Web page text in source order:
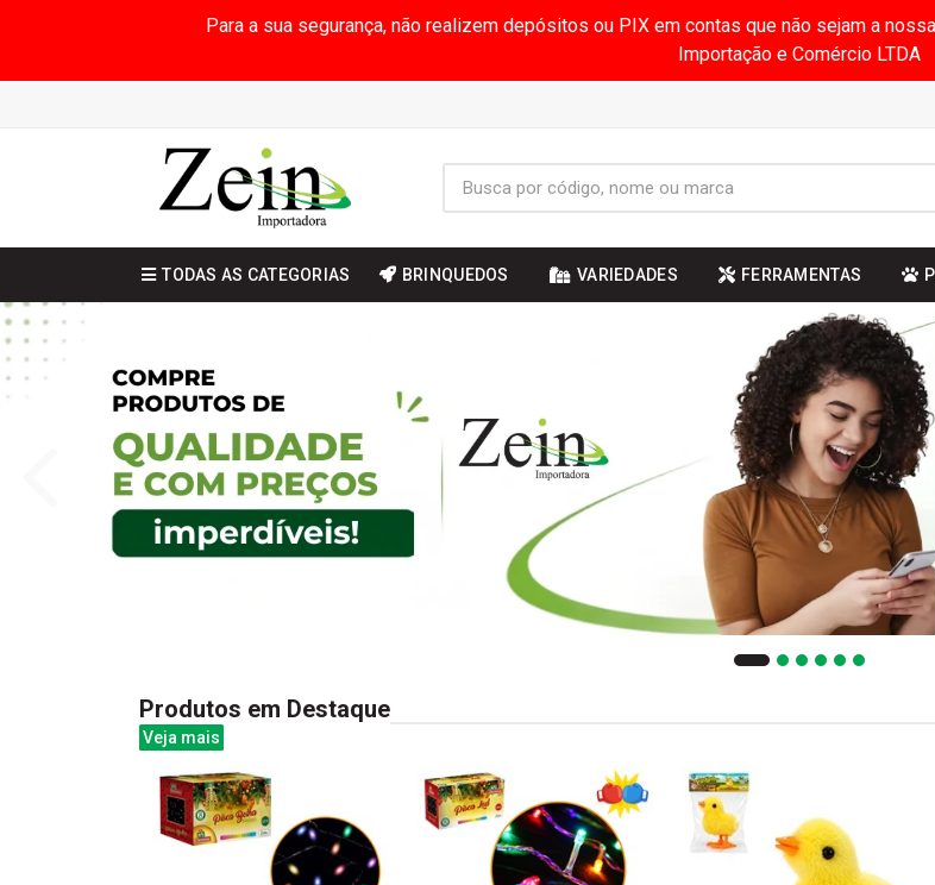
Para a sua segurança, não realizem depósitos ou PIX em contas que não sejam a
Importação e Comércio LTDA
TODAS AS CATEGORIAS BRINQUEDOS VARIEDADES FERRAMENTAS
Produtos em Destaque
Veja mais